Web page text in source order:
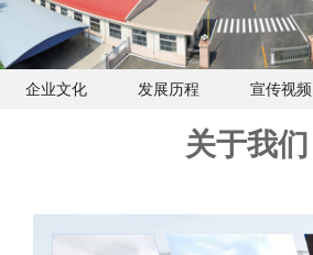
企业文化 发展历程 宣传视频
关于我们